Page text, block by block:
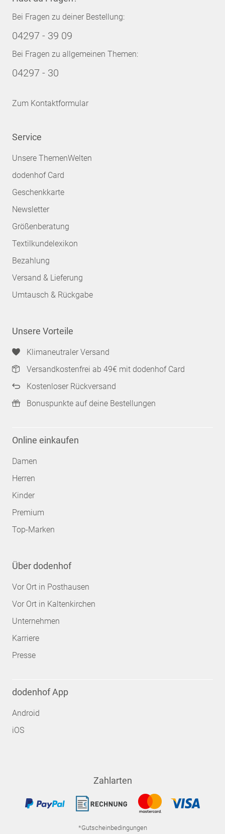
Bei Fragen zu deiner Bestellung:
04297 - 39 09
Bei Fragen zu allgemeinen Themen:
04297 - 30
Zum Kontaktformular
Service
Unsere ThemenWelten
dodenhof Card
Geschenkkarte
Newsletter
Größenberatung
Textilkundelexikon
Bezahlung
Versand & Lieferung
Umtausch & Rückgabe
Unsere Vorteile
Klimaneutraler Versand
Versandkostenfrei ab 49€ mit dodenhof Card
Kostenloser Rückversand
Bonuspunkte auf deine Bestellungen
Online einkaufen
Damen
Herren
Kinder
Premium
Top-Marken
Über dodenhof
Vor Ort in Posthausen
Vor Ort in Kaltenkirchen
Unternehmen
Karriere
Presse
dodenhof App
Android
iOS
Zahlarten
*Gutscheinbedingungen